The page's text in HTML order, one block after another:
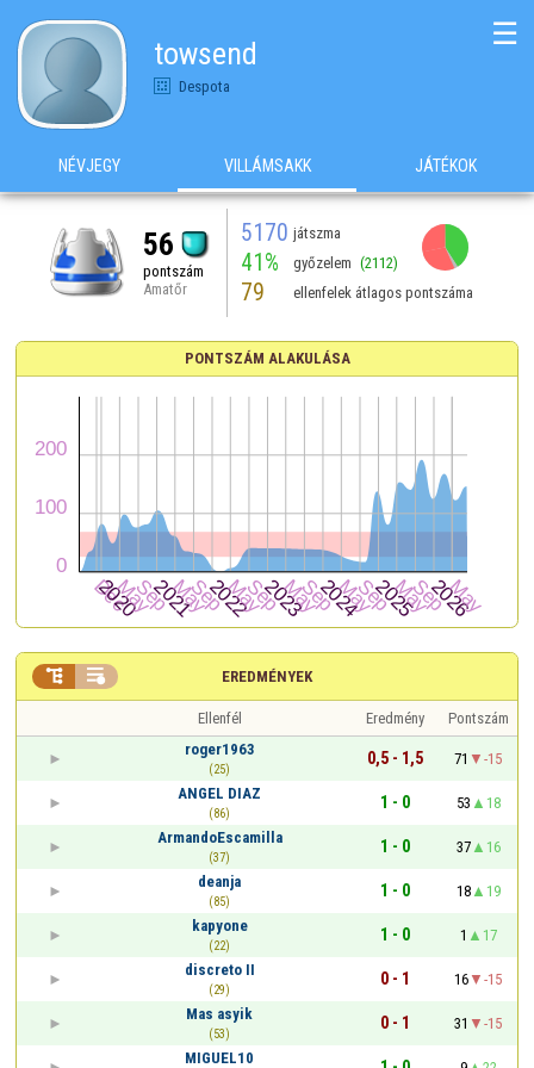
towsend
Despota
☰
NÉVJEGY VILLÁMSAKK JÁTÉKOK
56
pontszám
Amatőr
5170 játszma
41% győzelem (2112)
79 ellenfelek átlagos pontszáma
PONTSZÁM ALAKULÁSA
EREDMÉNYEK
 
Ellenfél Eredmény
Pontszám
roger1963
(25)
0,5 - 1,5 71
-15
ANGEL DIAZ
(86)
1 - 0 53
18
ArmandoEscamilla
(37)
1 - 0 37
16
deanja
(85)
1 - 0 18
19
kapyone
(22)
1 - 0 1
17
discreto II
(29)
0 - 1 16
-15
Mas asyik
(53)
0 - 1 31
-15
MIGUEL10